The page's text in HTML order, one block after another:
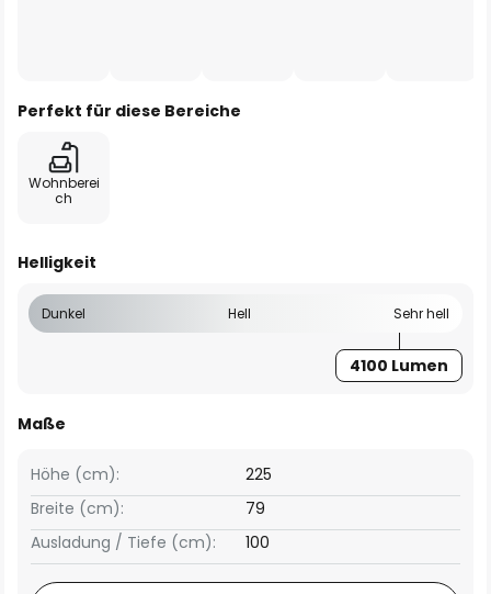
Perfekt für diese Bereiche
Wohnberei
ch
Helligkeit
Dunkel Hell Sehr hell
4100 Lumen
Maße
Breite (cm): 79
Höhe (cm): 225
Ausladung / Tiefe (cm): 100